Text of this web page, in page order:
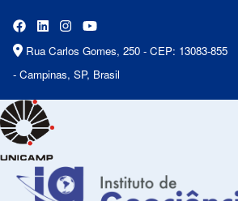
Rua Carlos Gomes, 250 - CEP: 13083-855
- Campinas, SP, Brasil